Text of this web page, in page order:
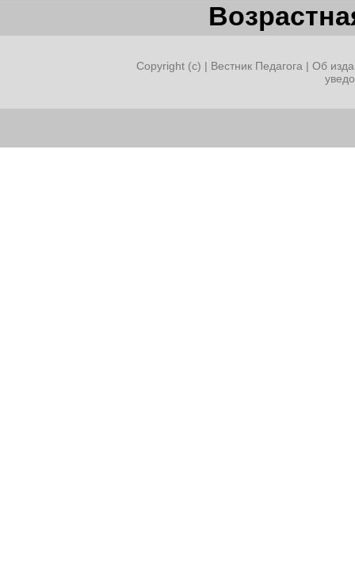
Copyright (c) | Вестник Педагога | Об